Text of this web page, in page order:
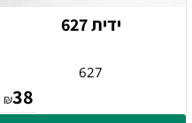
ידית 627
627
₪38